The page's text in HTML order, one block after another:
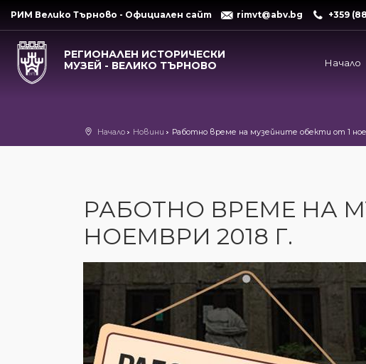
РИМ Велико Търново - Официален сайт rimvt@abv.bg +359
РЕГИОНАЛЕН ИСТОРИЧЕСКИ
МУЗЕЙ - ВЕЛИКО ТЪРНОВО
Начало
Начало Новини Работно време на музейните обекти от 1
РАБОТНО ВРЕМЕ НА
НОЕМВРИ 2018 Г.